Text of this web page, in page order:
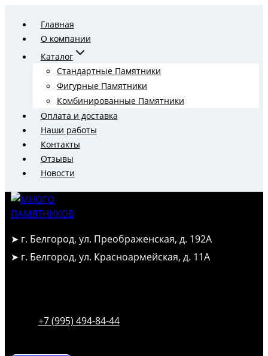
содержимому
Главная
О компании
Каталог
Стандартные Памятники
Фигурные Памятники
Комбинированные Памятники
Оплата и доставка
Наши работы
Контакты
Отзывы
Новости
➤ г. Белгород, ул. Преображенская, д. 192А
➤ г. Белгород, ул. Красноармейская, д. 11А
+7 (995) 494-84-44